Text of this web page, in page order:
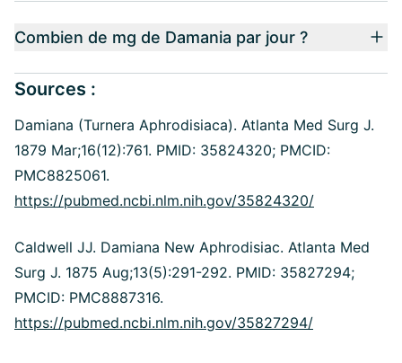
Combien de mg de Damania par jour ?
Sources :
Damiana (Turnera Aphrodisiaca). Atlanta Med Surg J.
1879 Mar;16(12):761. PMID: 35824320; PMCID:
PMC8825061.
https://pubmed.ncbi.nlm.nih.gov/35824320/
Caldwell JJ. Damiana New Aphrodisiac. Atlanta Med
Surg J. 1875 Aug;13(5):291-292. PMID: 35827294;
PMCID: PMC8887316.
https://pubmed.ncbi.nlm.nih.gov/35827294/